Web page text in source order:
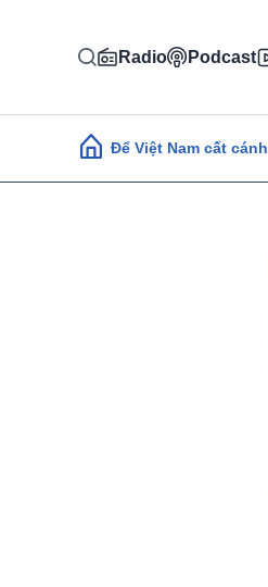
Radio Podcast
Main navigation
Để Việt Nam cất cánh